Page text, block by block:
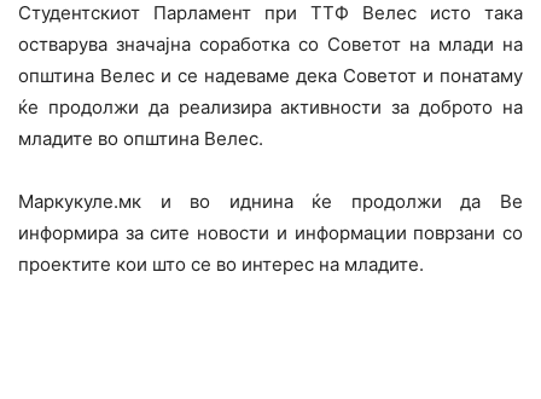
Студентскиот Парламент при ТТФ Велес исто така
остварува значајна соработка со Советот на млади на
општина Велес и се надеваме дека Советот и понатаму
ќе продолжи да реализира активности за доброто на
младите во општина Велес.
Маркукуле.мк и во иднина ќе продолжи да Ве
информира за сите новости и информации поврзани со
проектите кои што се во интерес на младите.